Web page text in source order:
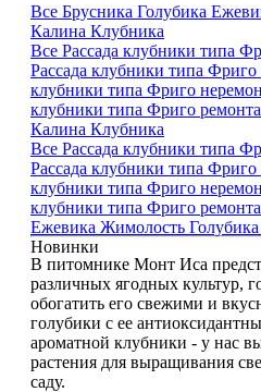
Все Брусника Голубика
Калина Клубника
Все Рассада клубники типа
Рассада клубники типа Фриго
клубники типа Фриго
клубники типа Фриго
Калина Клубника
Все Рассада клубники типа
Рассада клубники типа Фриго
клубники типа Фриго
клубники типа Фриго
Ежевика Жимолость Голубика
Новинки
В питомнике Монт Иса
различных ягодных культур,
обогатить его свежими и
голубики с ее
ароматной клубники - у нас
растения для выращивания
саду.